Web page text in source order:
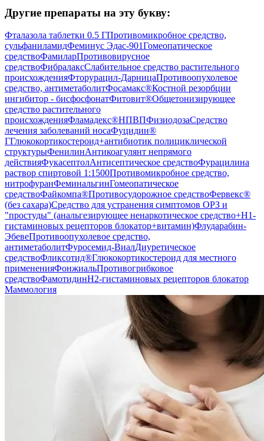
Другие препараты на эту букву:
Фталазола таблетки 0.5 ГПротивомикробное средство,
сульфаниламидФеминус Эдас-901Гомеопатическое
средствоФамиларПротивовирусное
средствоФибралаксСлабительное средство растительного
происхожденияФторурацил-ДарницаПротивоопухолевое
средство, антиметаболитФосамакс®Костной резорбции
ингибитор - бисфосфонатФитовит®Общетонизирующее
средство растительного
происхожденияФламадекс®НПВПФизиодозаСредство
лечения заболеваний носаФуцидин®
ГГлюкокортикостероид+антибиотик полициклической
структурыФенилинАнтикоагулянт непрямого
действияФукасептолАнтисептическое средствоФурацилина
раствор спиртовой 1:1500Противомикробное средство,
нитрофуранФеминальгинГомеопатическое
средствоФайкомпа®Противосудорожное средствоФервекс®
(без сахара)Средство для устранения симптомов ОРЗ и
"простуды" (анальгезирующее ненаркотическое средство+H1-
гистаминовых рецепторов блокатор+витамин)Флударабин-
ЭбевеПротивоопухолевое средство,
антиметаболитФуросемид-ВиалДиуретическое
средствоФликсотид®Глюкокортикостероид для местного
примененияФонжиальПротивогрибковое
средствоФамотидинH2-гистаминовых рецепторов блокатор
Маммология